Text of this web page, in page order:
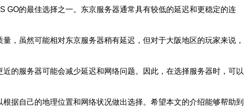
GO的最佳选择之一。东京服务器通常具有较低的延迟和更稳定的连
，虽然可能相对东京服务器稍有延迟，但对于大阪地区的玩家来说，
的服务器可能会减少延迟和网络问题。因此，在选择服务器时，可以
据自己的地理位置和网络状况做出选择。希望本文的介绍能够帮助到